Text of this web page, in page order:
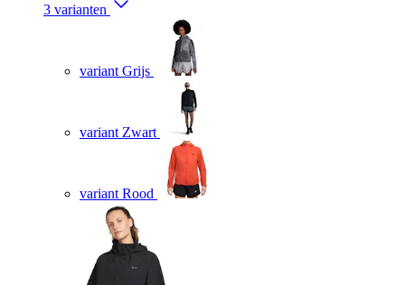
3 varianten
variant Grijs
variant Zwart
variant Rood